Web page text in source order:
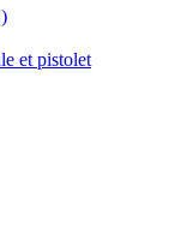
et pistolet